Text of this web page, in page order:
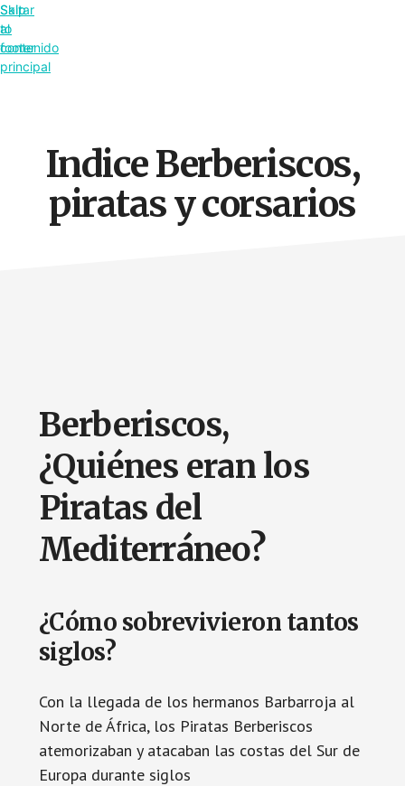
Saltar
al
contenido
principal
Skip
to
footer
Indice Berberiscos,
piratas y corsarios
Berberiscos,
¿Quiénes eran los
Piratas del
Mediterráneo?
¿Cómo sobrevivieron tantos
siglos?
Con la llegada de los hermanos Barbarroja al
Norte de África, los Piratas Berberiscos
atemorizaban y atacaban las costas del Sur de
Europa durante siglos